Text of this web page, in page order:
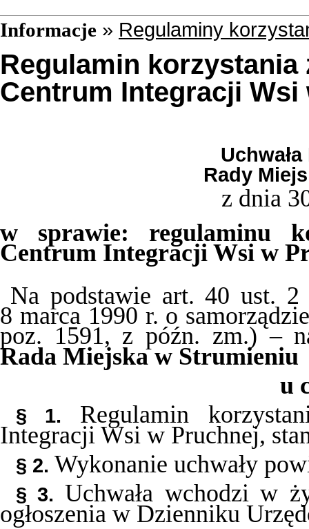
Informacje » Regulaminy
Regulamin
Centrum Integracji Wsi
Rady
z dnia
w sprawie: regulaminu
Centrum Integracji Wsi w
Na podstawie art. 40 ust.
8 marca 1990 r. o
poz. 1591, z późn. zm.) –
Rada Miejska w Strumieniu
u
§ 1. Regulamin
Integracji Wsi w Pruchnej,
§ 2. Wykonanie uchwały
§ 3. Uchwała wchodzi w
ogłoszenia w Dzienniku